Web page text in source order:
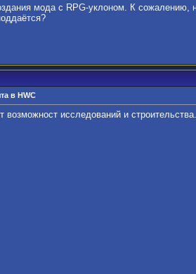
мода с RPG-уклоном. К
в HWC
возможност исследований и